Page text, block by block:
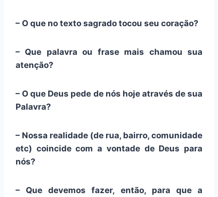
– O que no texto sagrado tocou seu coração?
– Que palavra ou frase mais chamou sua
atenção?
– O que Deus pede de nós hoje através de sua
Palavra?
– Nossa realidade (de rua, bairro, comunidade
etc) coincide com a vontade de Deus para
nós?
– Que devemos fazer, então, para que a